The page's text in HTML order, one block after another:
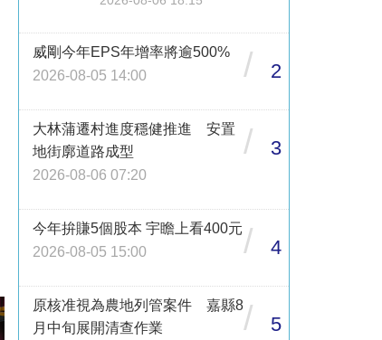
威剛今年EPS年增率將逾500%
2026-08-05 14:00
/ 2
大林蒲遷村進度穩健推進 安置
地街廓道路成型
2026-08-06 07:20
/ 3
今年拚賺5個股本 宇瞻上看400元
2026-08-05 15:00
/ 4
原核准視為農地列管案件 嘉縣8
月中旬展開清查作業
/ 5